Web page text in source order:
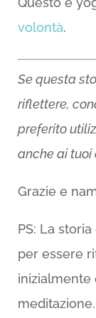
volontà.
Se questa
riflettere,
preferito
anche ai tuoi
Grazie e
PS: La
per essere
inizialmente